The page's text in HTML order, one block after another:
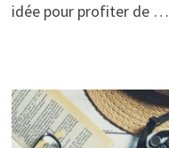
idée pour profiter de …